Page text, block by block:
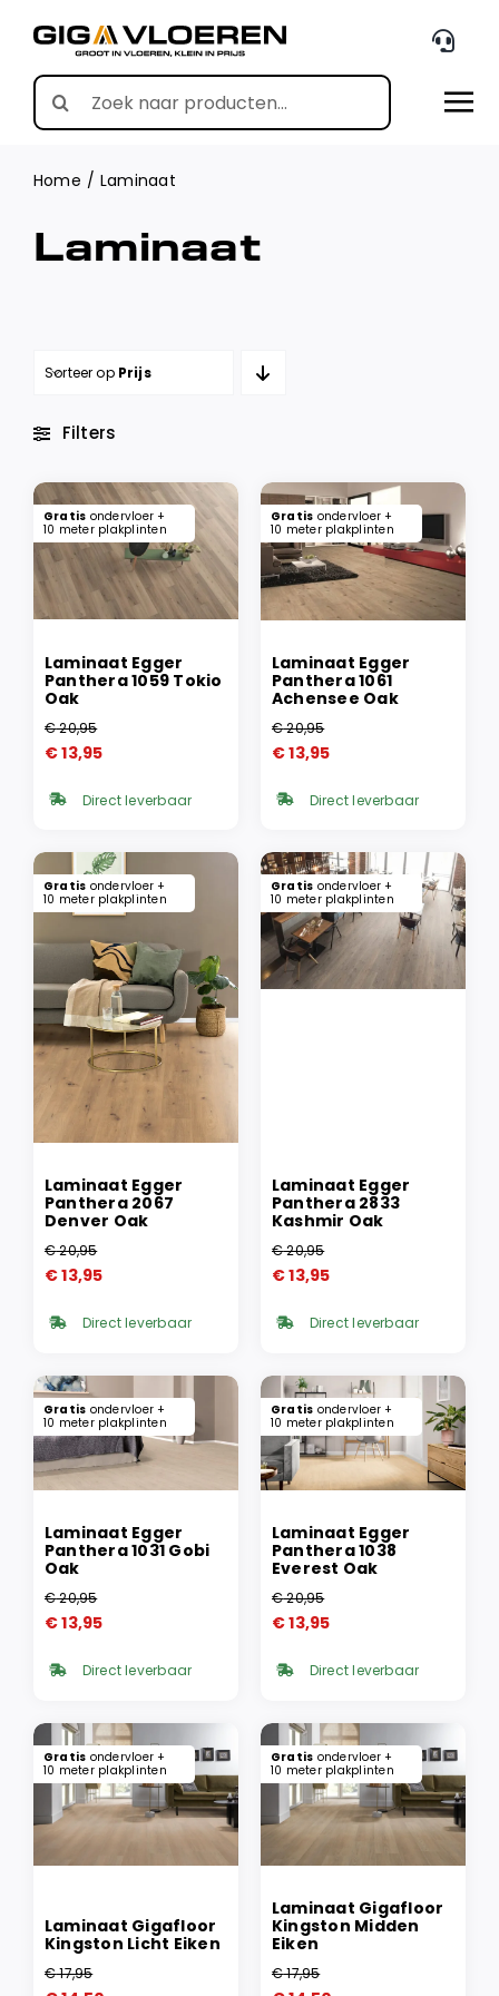
content
Search
for:
Home Laminaat
Laminaat
Sorteer op Prijs
Filters
Gratis ondervloer +
10 meter plakplinten
Laminaat Egger
Panthera 1059 Tokio
Oak
€20,95
Oorspronkelijke
was:
€13,95
Huidige
is: Direct leverbaar
Gratis ondervloer +
10 meter plakplinten
Laminaat Egger
Panthera 1061
Achensee Oak
€20,95
Oorspronkelijke
was:
€13,95
Huidige
is: Direct leverbaar
Gratis ondervloer +
10 meter plakplinten
Laminaat Egger
Panthera 2067
Denver Oak
€20,95
Oorspronkelijke
was:
€13,95
Huidige
is: Direct leverbaar
Gratis ondervloer +
10 meter plakplinten
Laminaat Egger
Panthera 2833
Kashmir Oak
€20,95
Oorspronkelijke
was:
€13,95
Huidige
is: Direct leverbaar
Gratis ondervloer +
10 meter plakplinten
Laminaat Egger
Panthera 1031 Gobi
Oak
€20,95
Oorspronkelijke
was:
€13,95
Huidige
is: Direct leverbaar
Gratis ondervloer +
10 meter plakplinten
Laminaat Egger
Panthera 1038
Everest Oak
€20,95
Oorspronkelijke
was:
€13,95
Huidige
is: Direct leverbaar
Gratis ondervloer +
10 meter plakplinten
Laminaat Gigafloor
Kingston Licht Eiken
€17,95
Gratis ondervloer +
10 meter plakplinten
Laminaat Gigafloor
Kingston Midden
Eiken
€17,95